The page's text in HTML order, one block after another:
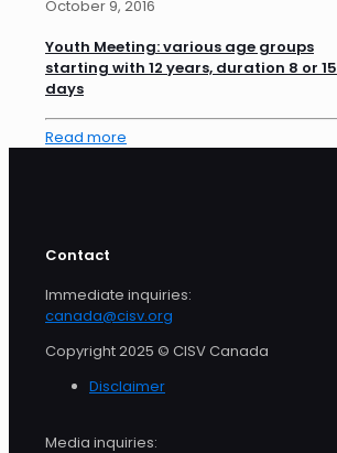
October 9, 2016
Youth Meeting: various age groups
starting with 12 years, duration 8 or 15
days
Read more
Contact
Immediate inquiries:
canada@cisv.org
Copyright 2025 © CISV Canada
Disclaimer
Media inquiries: